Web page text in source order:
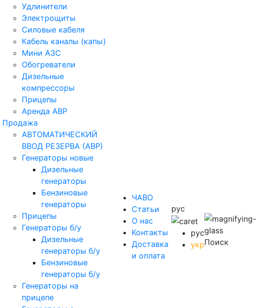
Удлинители
Электрощиты
Силовые кабеля
Кабель каналы (капы)
Мини АЗС
Обогреватели
Дизельные
компрессоры
Прицепы
Аренда АВР
Продажа
АВТОМАТИЧЕСКИЙ
ВВОД РЕЗЕРВА (АВР)
Генераторы новые
Дизельные
генераторы
Бензиновые
генераторы
Прицепы
Генераторы б/у
Дизельные
генераторы б/у
Бензиновые
генераторы б/у
Генераторы на
прицепе
ЧАВО
Cтатьи
O нас
Контакты
Доставка
и оплата
рус
рус
укрПоиск